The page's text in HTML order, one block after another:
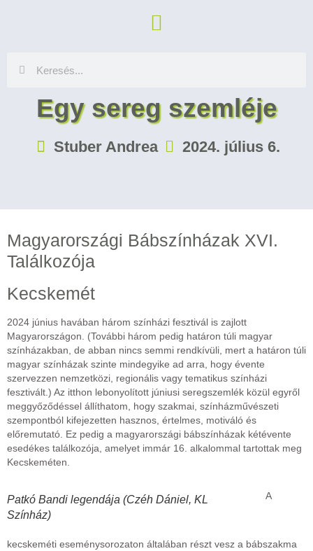
Egy sereg szemléje
Stuber Andrea 2024. július 6.
Magyarországi Bábszínházak XVI.
Találkozója
Kecskemét
2024 június havában három színházi fesztivál is zajlott
Magyarországon. (További három pedig határon túli magyar
színházakban, de abban nincs semmi rendkívüli, mert a határon túli
magyar színházak szinte mindegyike ad arra, hogy évente
szervezzen nemzetközi, regionális vagy tematikus színházi
fesztivált.) Az itthon lebonyolított júniusi seregszemlék közül egyről
meggyőződéssel állíthatom, hogy szakmai, színházművészeti
szempontból kifejezetten hasznos, értelmes, motiváló és
előremutató. Ez pedig a magyarországi bábszínházak kétévente
esedékes találkozója, amelyet immár 16. alkalommal tartottak meg
Kecskeméten.
Patkó Bandi legendája (Czéh Dániel, KL
Színház)
A
kecskeméti eseménysorozaton általában részt vesz a bábszakma